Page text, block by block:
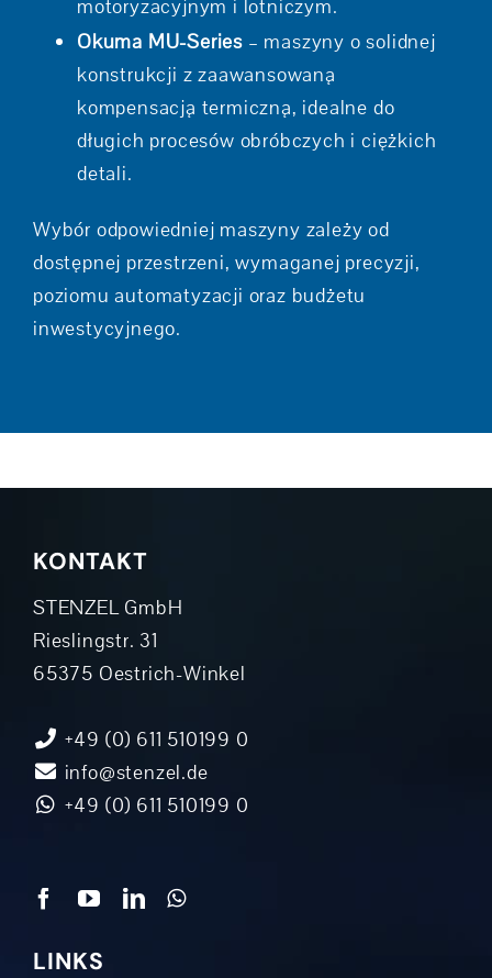
motoryzacyjnym i lotniczym.
Okuma MU-Series– maszyny o solidnej
konstrukcji z zaawansowaną
kompensacją termiczną, idealne do
długich procesów obróbczych i ciężkich
detali.
Wybór odpowiedniej maszyny zależy od
dostępnej przestrzeni, wymaganej precyzji,
poziomu automatyzacji oraz budżetu
inwestycyjnego.
KONTAKT
STENZEL GmbH
Rieslingstr. 31
65375 Oestrich-Winkel
+49 (0) 611 510199 0
info@stenzel.de
+49 (0) 611 510199 0
LINKS